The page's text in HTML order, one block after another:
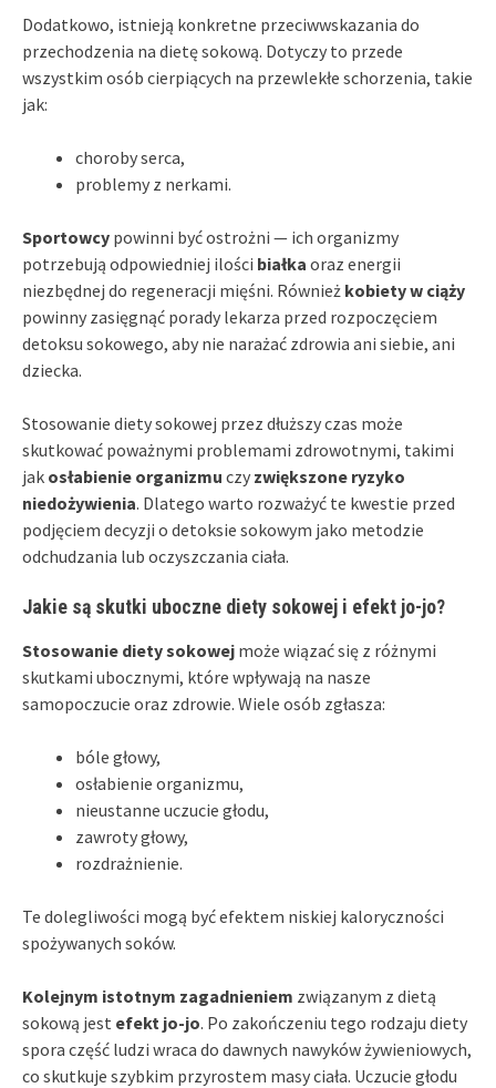
Dodatkowo, istnieją konkretne przeciwwskazania do
przechodzenia na dietę sokową. Dotyczy to przede
wszystkim osób cierpiących na przewlekłe schorzenia, takie
jak:
choroby serca,
problemy z nerkami.
Sportowcy powinni być ostrożni — ich organizmy
potrzebują odpowiedniej ilości białka oraz energii
niezbędnej do regeneracji mięśni. Również kobiety w ciąży
powinny zasięgnąć porady lekarza przed rozpoczęciem
detoksu sokowego, aby nie narażać zdrowia ani siebie, ani
dziecka.
Stosowanie diety sokowej przez dłuższy czas może
skutkować poważnymi problemami zdrowotnymi, takimi
jak osłabienie organizmu czy zwiększone ryzyko
niedożywienia. Dlatego warto rozważyć te kwestie przed
podjęciem decyzji o detoksie sokowym jako metodzie
odchudzania lub oczyszczania ciała.
Jakie są skutki uboczne diety sokowej i efekt jo-jo?
Stosowanie diety sokowej może wiązać się z różnymi
skutkami ubocznymi, które wpływają na nasze
samopoczucie oraz zdrowie. Wiele osób zgłasza:
bóle głowy,
osłabienie organizmu,
nieustanne uczucie głodu,
zawroty głowy,
rozdrażnienie.
Te dolegliwości mogą być efektem niskiej kaloryczności
spożywanych soków.
Kolejnym istotnym zagadnieniem związanym z dietą
sokową jest efekt jo-jo. Po zakończeniu tego rodzaju diety
spora część ludzi wraca do dawnych nawyków żywieniowych,
co skutkuje szybkim przyrostem masy ciała. Uczucie głodu